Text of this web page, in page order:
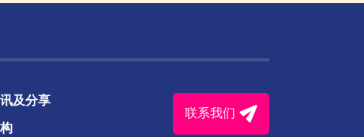
及分享
联系我们